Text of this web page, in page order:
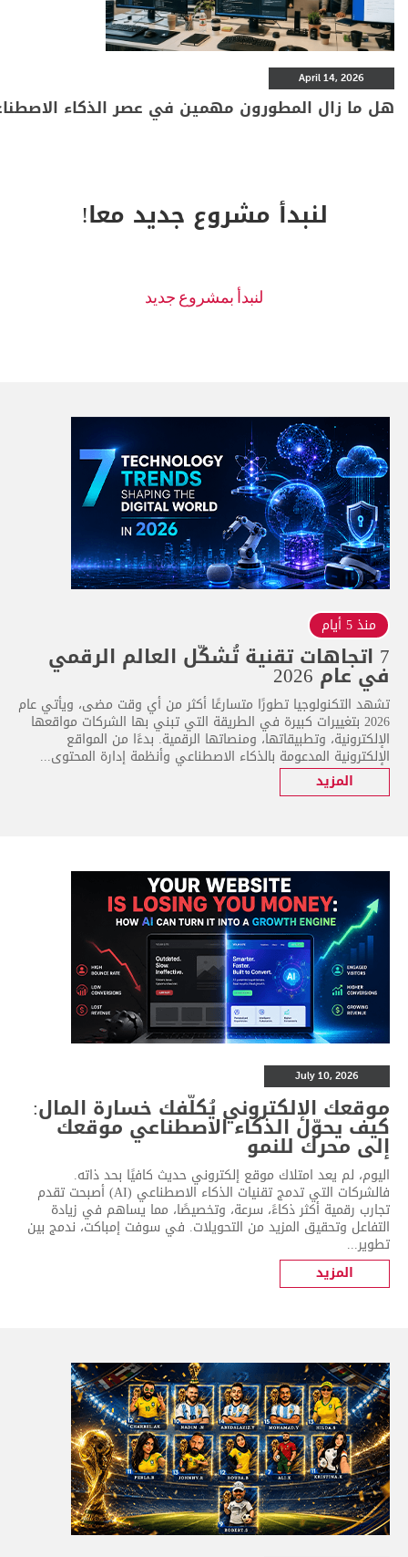
April 14, 2026
هل ما زال المطورون مهمين في عصر الذكاء
لنبدأ مشروع جديد معا!
منذ 5 أيام
7 اتجاهات تقنية تُشكّل العالم الرقمي
في عام 2026
تشهد التكنولوجيا تطورًا متسارعًا أكثر من أي وقت مضى، ويأتي عام
2026 بتغييرات كبيرة في الطريقة التي تبني بها الشركات مواقعها
الإلكترونية، وتطبيقاتها، ومنصاتها الرقمية. بدءًا من المواقع
الإلكترونية المدعومة بالذكاء الاصطناعي وأنظمة إدارة المحتوى...
المزيد
July 10, 2026
موقعك الإلكتروني يُكلّفك خسارة المال:
كيف يحوّل الذكاء الاصطناعي موقعك
إلى محرك للنمو
اليوم، لم يعد امتلاك موقع إلكتروني حديث كافيًا بحد ذاته.
فالشركات التي تدمج تقنيات الذكاء الاصطناعي (AI) أصبحت تقدم
تجارب رقمية أكثر ذكاءً، سرعة، وتخصيصًا، مما يساهم في زيادة
التفاعل وتحقيق المزيد من التحويلات. في سوفت إمباكت، ندمج بين
تطوير...
المزيد